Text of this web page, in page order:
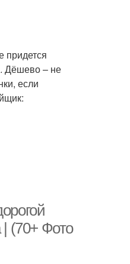
придется
Дёшево – не
если
| (70+ Фото